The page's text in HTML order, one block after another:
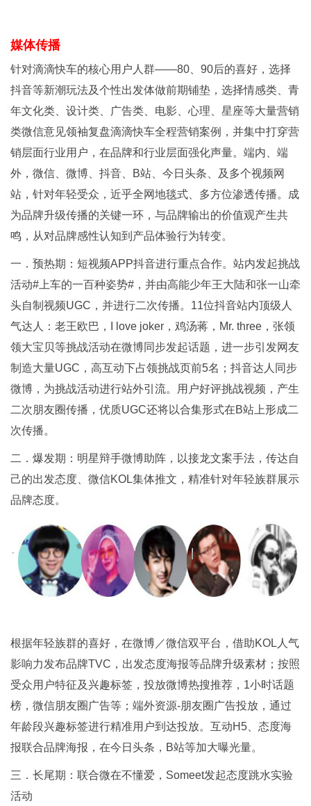
媒体传播
针对滴滴快车的核心用户人群——80、90后的喜好，选择
抖音等新潮玩法及个性出发体做前期铺垫，选择情感类、青
年文化类、设计类、广告类、电影、心理、星座等大量营销
类微信意见领袖复盘滴滴快车全程营销案例，并集中打穿营
销层面行业用户，在品牌和行业层面强化声量。端内、端
外，微信、微博、抖音、B站、今日头条、及多个视频网
站，针对年轻受众，近乎全网地毯式、多方位渗透传播。成
为品牌升级传播的关键一环，与品牌输出的价值观产生共
鸣，从对品牌感性认知到产品体验行为转变。
一．预热期：短视频APP抖音进行重点合作。站内发起挑战
活动#上车的一百种姿势#，并由高能少年王大陆和张一山牵
头自制视频UGC，并进行二次传播。11位抖音站内顶级人
气达人：老王欧巴，I love joker，鸡汤蒋，Mr. three，张领
领大宝贝等挑战活动在微博同步发起话题，进一步引发网友
制造大量UGC，高互动下占领挑战页前5名；抖音达人同步
微博，为挑战活动进行站外引流。用户好评挑战视频，产生
二次朋友圈传播，优质UGC还将以合集形式在B站上形成二
次传播。
二．爆发期：明星辩手微博助阵，以接龙文案手法，传达自
己的出发态度、微信KOL集体推文，精准针对年轻族群展示
品牌态度。
根据年轻族群的喜好，在微博／微信双平台，借助KOL人气
影响力发布品牌TVC，出发态度海报等品牌升级素材；按照
受众用户特征及兴趣标签，投放微博热搜推荐，1小时话题
榜，微信朋友圈广告等；端外资源-朋友圈广告投放，通过
年龄段兴趣标签进行精准用户到达投放。互动H5、态度海
报联合品牌海报，在今日头条，B站等加大曝光量。
三．长尾期：联合微在不懂爱，Someet发起态度跳水实验
活动